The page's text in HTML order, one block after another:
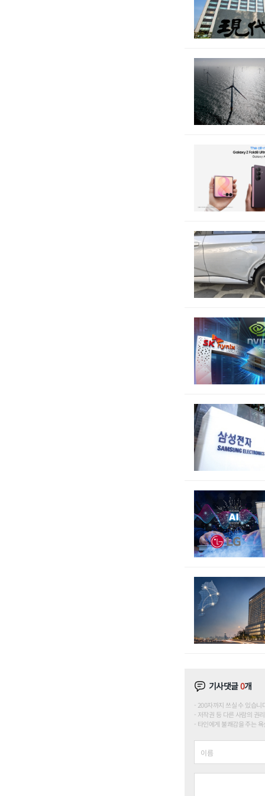
기사댓글0개
200자까지 쓰실 수 있습
저작권 등 다른 사람의 권
타인에게 불쾌감을 주는